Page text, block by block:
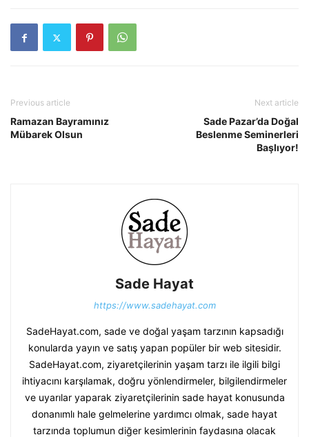
Previous article
Ramazan Bayramınız
Mübarek Olsun
Next article
Sade Pazar’da Doğal
Beslenme Seminerleri
Başlıyor!
Sade Hayat
https://www.sadehayat.com
SadeHayat.com, sade ve doğal yaşam tarzının kapsadığı
konularda yayın ve satış yapan popüler bir web sitesidir.
SadeHayat.com, ziyaretçilerinin yaşam tarzı ile ilgili bilgi
ihtiyacını karşılamak, doğru yönlendirmeler, bilgilendirmeler
ve uyarılar yaparak ziyaretçilerinin sade hayat konusunda
donanımlı hale gelmelerine yardımcı olmak, sade hayat
tarzında toplumun diğer kesimlerinin faydasına olacak